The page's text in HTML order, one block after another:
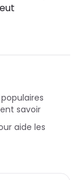
savoir
aide les